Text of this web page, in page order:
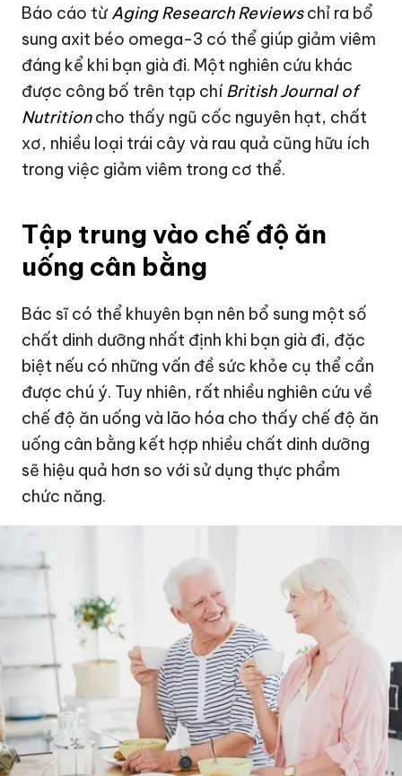
Báo cáo từAging Research Reviewschỉ ra bổ
sung axit béo omega-3 có thể giúp giảm viêm
đáng kể khi bạn già đi. Một nghiên cứu khác
được công bố trên tạp chíBritish Journal of
Nutritioncho thấy ngũ cốc nguyên hạt, chất
xơ, nhiều loại trái cây và rau quả cũng hữu ích
trong việc giảm viêm trong cơ thể.
Tập trung vào chế độ ăn
uống cân bằng
Bác sĩ có thể khuyên bạn nên bổ sung một số
chất dinh dưỡng nhất định khi bạn già đi, đặc
biệt nếu có những vấn đề sức khỏe cụ thể cần
được chú ý. Tuy nhiên, rất nhiều nghiên cứu về
chế độ ăn uống và lão hóa cho thấy chế độ ăn
uống cân bằng kết hợp nhiều chất dinh dưỡng
sẽ hiệu quả hơn so với sử dụng thực phẩm
chức năng.